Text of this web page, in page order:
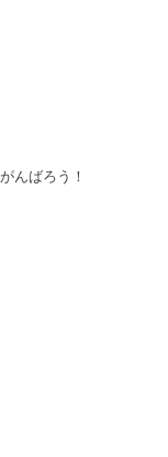
んばろう！